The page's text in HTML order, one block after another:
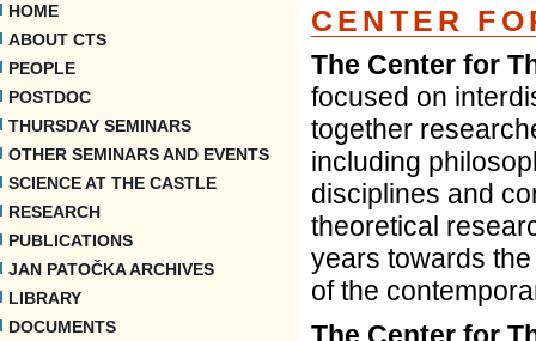
z lokálního dřeva a kamení k
mimetizujícím obydlí suburbií
pracují, integrují se a vychovávají děti v
metropolích tisíce kilometrů daleko,
stavby okázalého domu v rodné vsi, i
něm patrně nikdy nebudou bydlet.
vzorů jej projektují a zařizují? A jaké
domů bez lidí a lidí bez domů?
HOME
ABOUT CTS
PEOPLE
POSTDOC
THURSDAY SEMINARS
OTHER SEMINARS AND EVENTS
SCIENCE AT THE CASTLE
RESEARCH
PUBLICATIONS
JAN PATOČKA ARCHIVES
LIBRARY
DOCUMENTS
CENTER
The Center for
focused on
together
including
disciplines and
theoretical
years towards
of the
The Center for